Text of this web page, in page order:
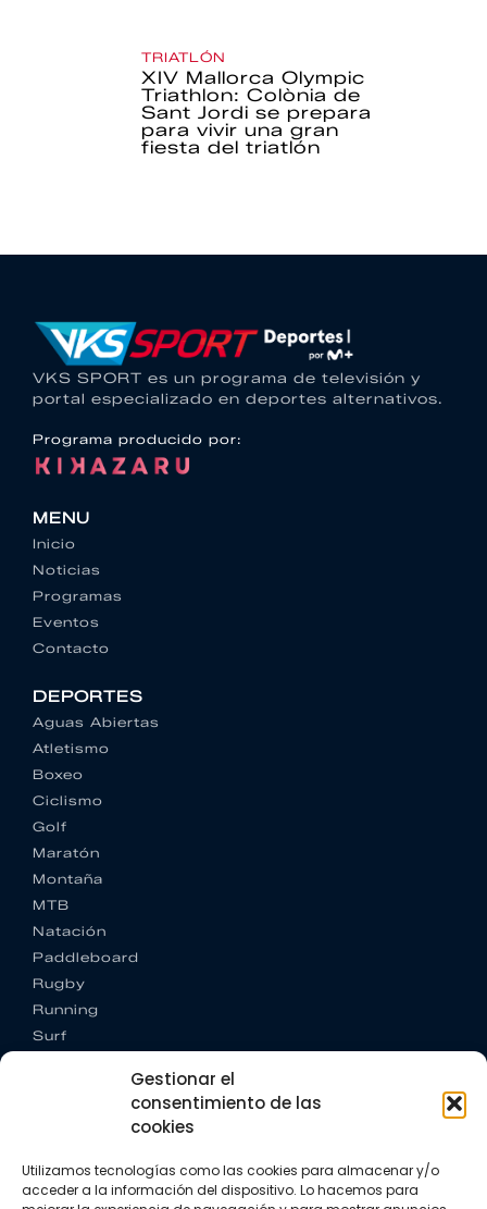
Gestionar el
consentimiento de las
cookies
Utilizamos tecnologías como las cookies para almacenar y/o
acceder a la información del dispositivo. Lo hacemos para
TRIATLÓN
XIV Mallorca Olympic
Triathlon: Colònia de
Sant Jordi se prepara
para vivir una gran
fiesta del triatlón
VKS SPORT es un programa de televisión y
portal especializado en deportes alternativos.
Programa producido por:
MENU
Inicio
Noticias
Programas
Eventos
Contacto
DEPORTES
Aguas Abiertas
Atletismo
Boxeo
Ciclismo
Golf
Maratón
Montaña
MTB
Natación
Paddleboard
Rugby
Running
Surf
CONTACTO
+34 662 342 177
info@vkssport.com